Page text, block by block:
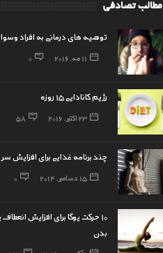
مطالب تصادفی
توصیه های درمانی به افراد
11 مه, 2016 0
رژیم کانادایی 15 روزه
23 اکتبر, 2016 58
چند برنامه غذایی برای افزایش
15 دسامبر, 2014 0
10 حرکت یوگا برای افزایش
بدن